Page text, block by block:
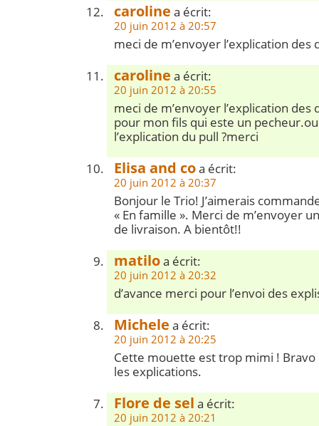
caroline a écrit:
20 juin 2012 à 20:57
meci de m’envoyer l’explication
caroline a écrit:
20 juin 2012 à 20:55
meci de m’envoyer l’explication
pour mon fils qui este un
l’explication du pull ?merci
Elisa and coa écrit:
20 juin 2012 à 20:37
Bonjour le Trio! J’aimerais
« En famille ». Merci de m’envoyer
de livraison. A bientôt!!
matiloa écrit:
20 juin 2012 à 20:32
d’avance merci pour l’envoi des
Michele a écrit:
20 juin 2012 à 20:25
Cette mouette est trop mimi !
les explications.
Flore de sel a écrit:
20 juin 2012 à 20:21